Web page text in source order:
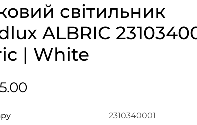
світильник
ALBRIC
| White
2310340001